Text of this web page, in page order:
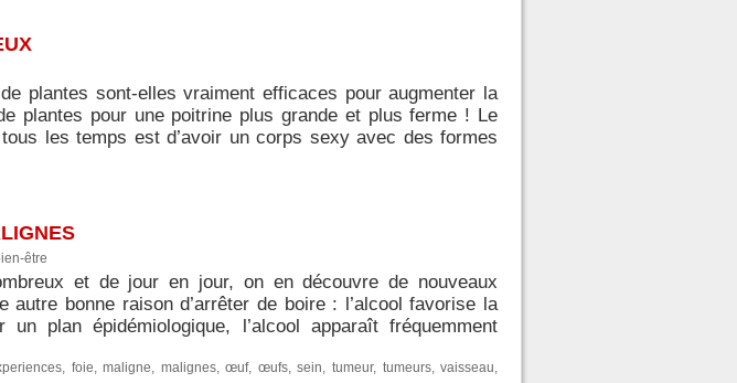
plantes sont-elles vraiment efficaces pour augmenter la
plantes pour une poitrine plus grande et plus ferme ! Le
les temps est d’avoir un corps sexy avec des formes
être
et de jour en jour, on en découvre de nouveaux
bonne raison d’arrêter de boire : l’alcool favorise la
plan épidémiologique, l’alcool apparaît fréquemment
, foie,maligne, malignes,œuf, œufs,sein, tumeur, tumeurs,vaisseau,